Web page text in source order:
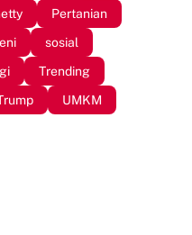
Pertanian
sosial
Trending
UMKM